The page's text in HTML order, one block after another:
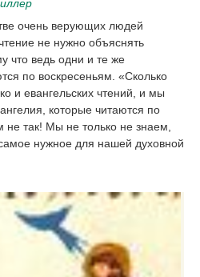
очень верующих людей
не нужно объяснять
что ведь одни и те же
по воскресеньям. «Сколько
и евангельских чтений, и мы
которые читаются по
не так! Мы не только не знаем,
нужное для нашей духовной